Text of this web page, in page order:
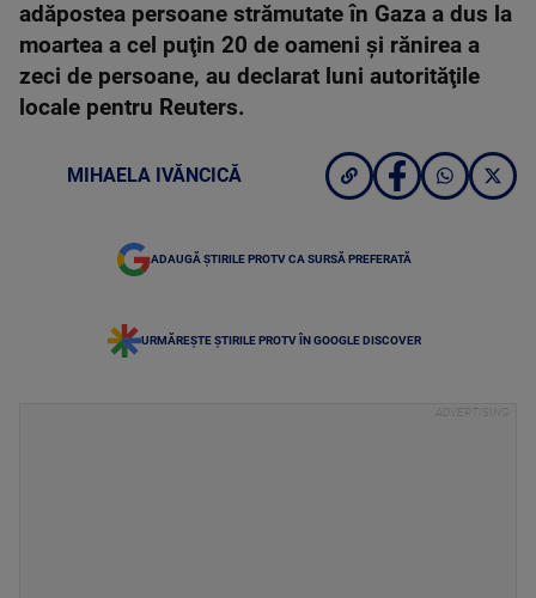
adăpostea persoane strămutate în Gaza a dus la
moartea a cel puţin 20 de oameni şi rănirea a
zeci de persoane, au declarat luni autorităţile
locale pentru Reuters.
MIHAELA IVĂNCICĂ
ADAUGĂ ȘTIRILE PROTV CA SURSĂ PREFERATĂ
URMĂREȘTE ȘTIRILE PROTV ÎN GOOGLE DISCOVER